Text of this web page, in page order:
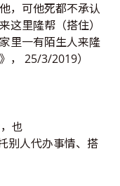
，可他死都不承认
这里隆帮（搭住）
里一有陌生人来隆
， 25/3/2019）
也
别人代办事情、搭